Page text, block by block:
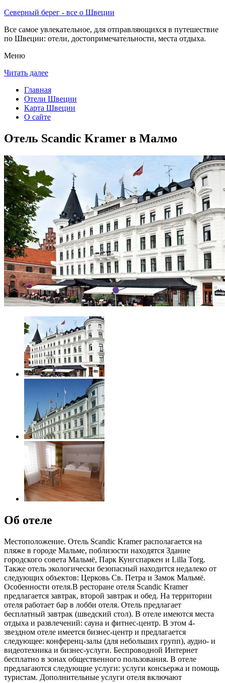
Северный берег - все о Швеции
Все самое увлекательное, для отправляющихся в путешествие
по Швеции: отели, достопримечательности, места отдыха.
Меню
Читать далее
Главная
Отели Швеции
Карта Швеции
О сайте
Отель Scandic Kramer в Малмо
Об отеле
Местоположение. Отель Scandic Kramer располагается на
пляже в городе Мальме, поблизости находятся Здание
городского совета Мальмё, Парк Кунгспаркен и Lilla Torg.
Также отель экологически безопасный находится недалеко от
следующих объектов: Церковь Св. Петра и Замок Мальмё.
Особенности отеля.В ресторане отеля Scandic Kramer
предлагается завтрак, второй завтрак и обед. На территории
отеля работает бар в лобби отеля. Отель предлагает
бесплатный завтрак (шведский стол). В отеле имеются места
отдыха и развлечений: сауна и фитнес-центр. В этом 4-
звездном отеле имеется бизнес-центр и предлагается
следующее: конференц-залы (для небольших групп), аудио- и
видеотехника и бизнес-услуги. Беспроводной Интернет
бесплатно в зонах общественного пользования. В отеле
предлагаются следующие услуги: услуги консьержа и помощь
туристам. Дополнительные услуги отеля включают